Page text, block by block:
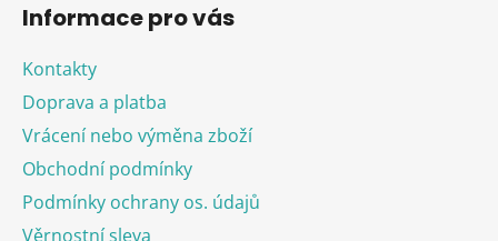
Informace pro vás
Kontakty
Doprava a platba
Vrácení nebo výměna zboží
Obchodní podmínky
Podmínky ochrany os. údajů
Věrnostní sleva